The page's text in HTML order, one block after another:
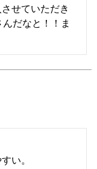
せていただき
だなと！！ま
い。